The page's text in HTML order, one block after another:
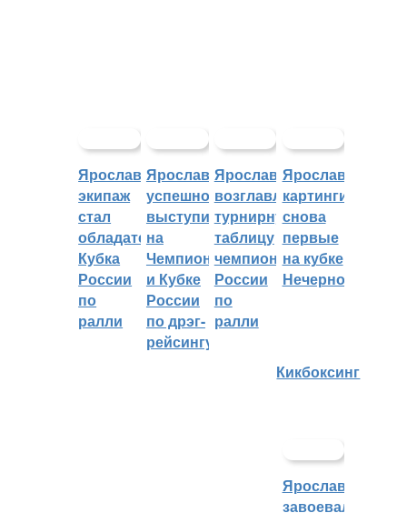
Ярославский
экипаж
стал
обладателем
Кубка
России
по
ралли
Ярославцы
успешно
выступили
на
Чемпионате
и Кубке
России
по дрэг-
рейсингу
Ярославцы
возглавляют
турнирную
таблицу
чемпионата
России
по
ралли
Ярославские
картингисты
снова
первые
на кубке
Нечерноземья
Кикбоксинг
Ярославцы
завоевали